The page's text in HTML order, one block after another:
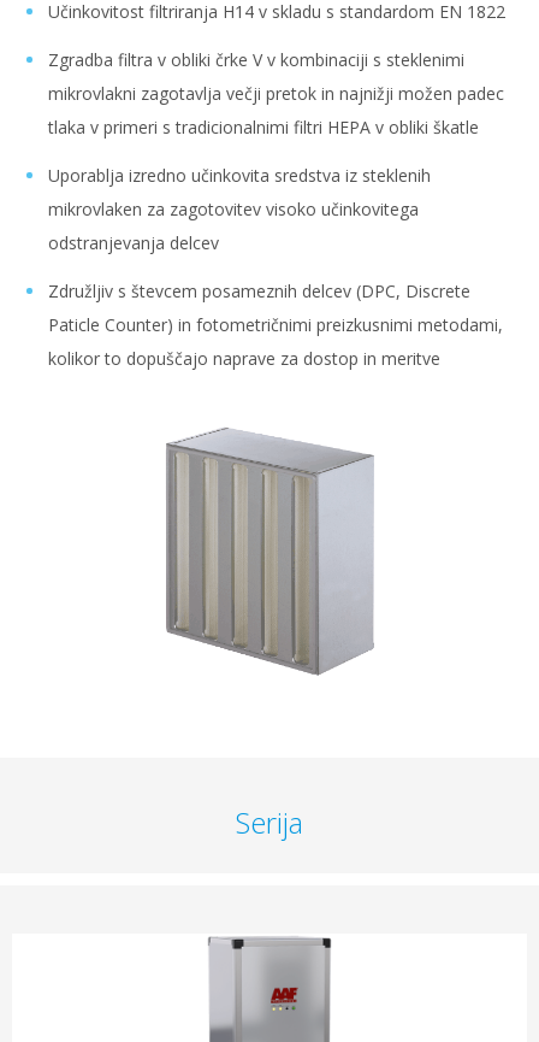
Učinkovitost filtriranja H14 v skladu s standardom EN 1822
Zgradba filtra v obliki črke V v kombinaciji s steklenimi
mikrovlakni zagotavlja večji pretok in najnižji možen padec
tlaka v primeri s tradicionalnimi filtri HEPA v obliki škatle
Uporablja izredno učinkovita sredstva iz steklenih
mikrovlaken za zagotovitev visoko učinkovitega
odstranjevanja delcev
Združljiv s števcem posameznih delcev (DPC, Discrete
Paticle Counter) in fotometričnimi preizkusnimi metodami,
kolikor to dopuščajo naprave za dostop in meritve
Serija